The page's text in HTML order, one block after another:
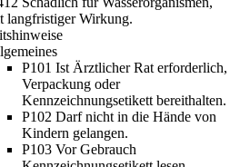
langfristiger Wirkung.
P101 Ist Ärztlicher Rat erforderlich,
Verpackung oder
Kennzeichnungsetikett bereithalten.
P102 Darf nicht in die Hände von
Kindern gelangen.
P103 Vor Gebrauch